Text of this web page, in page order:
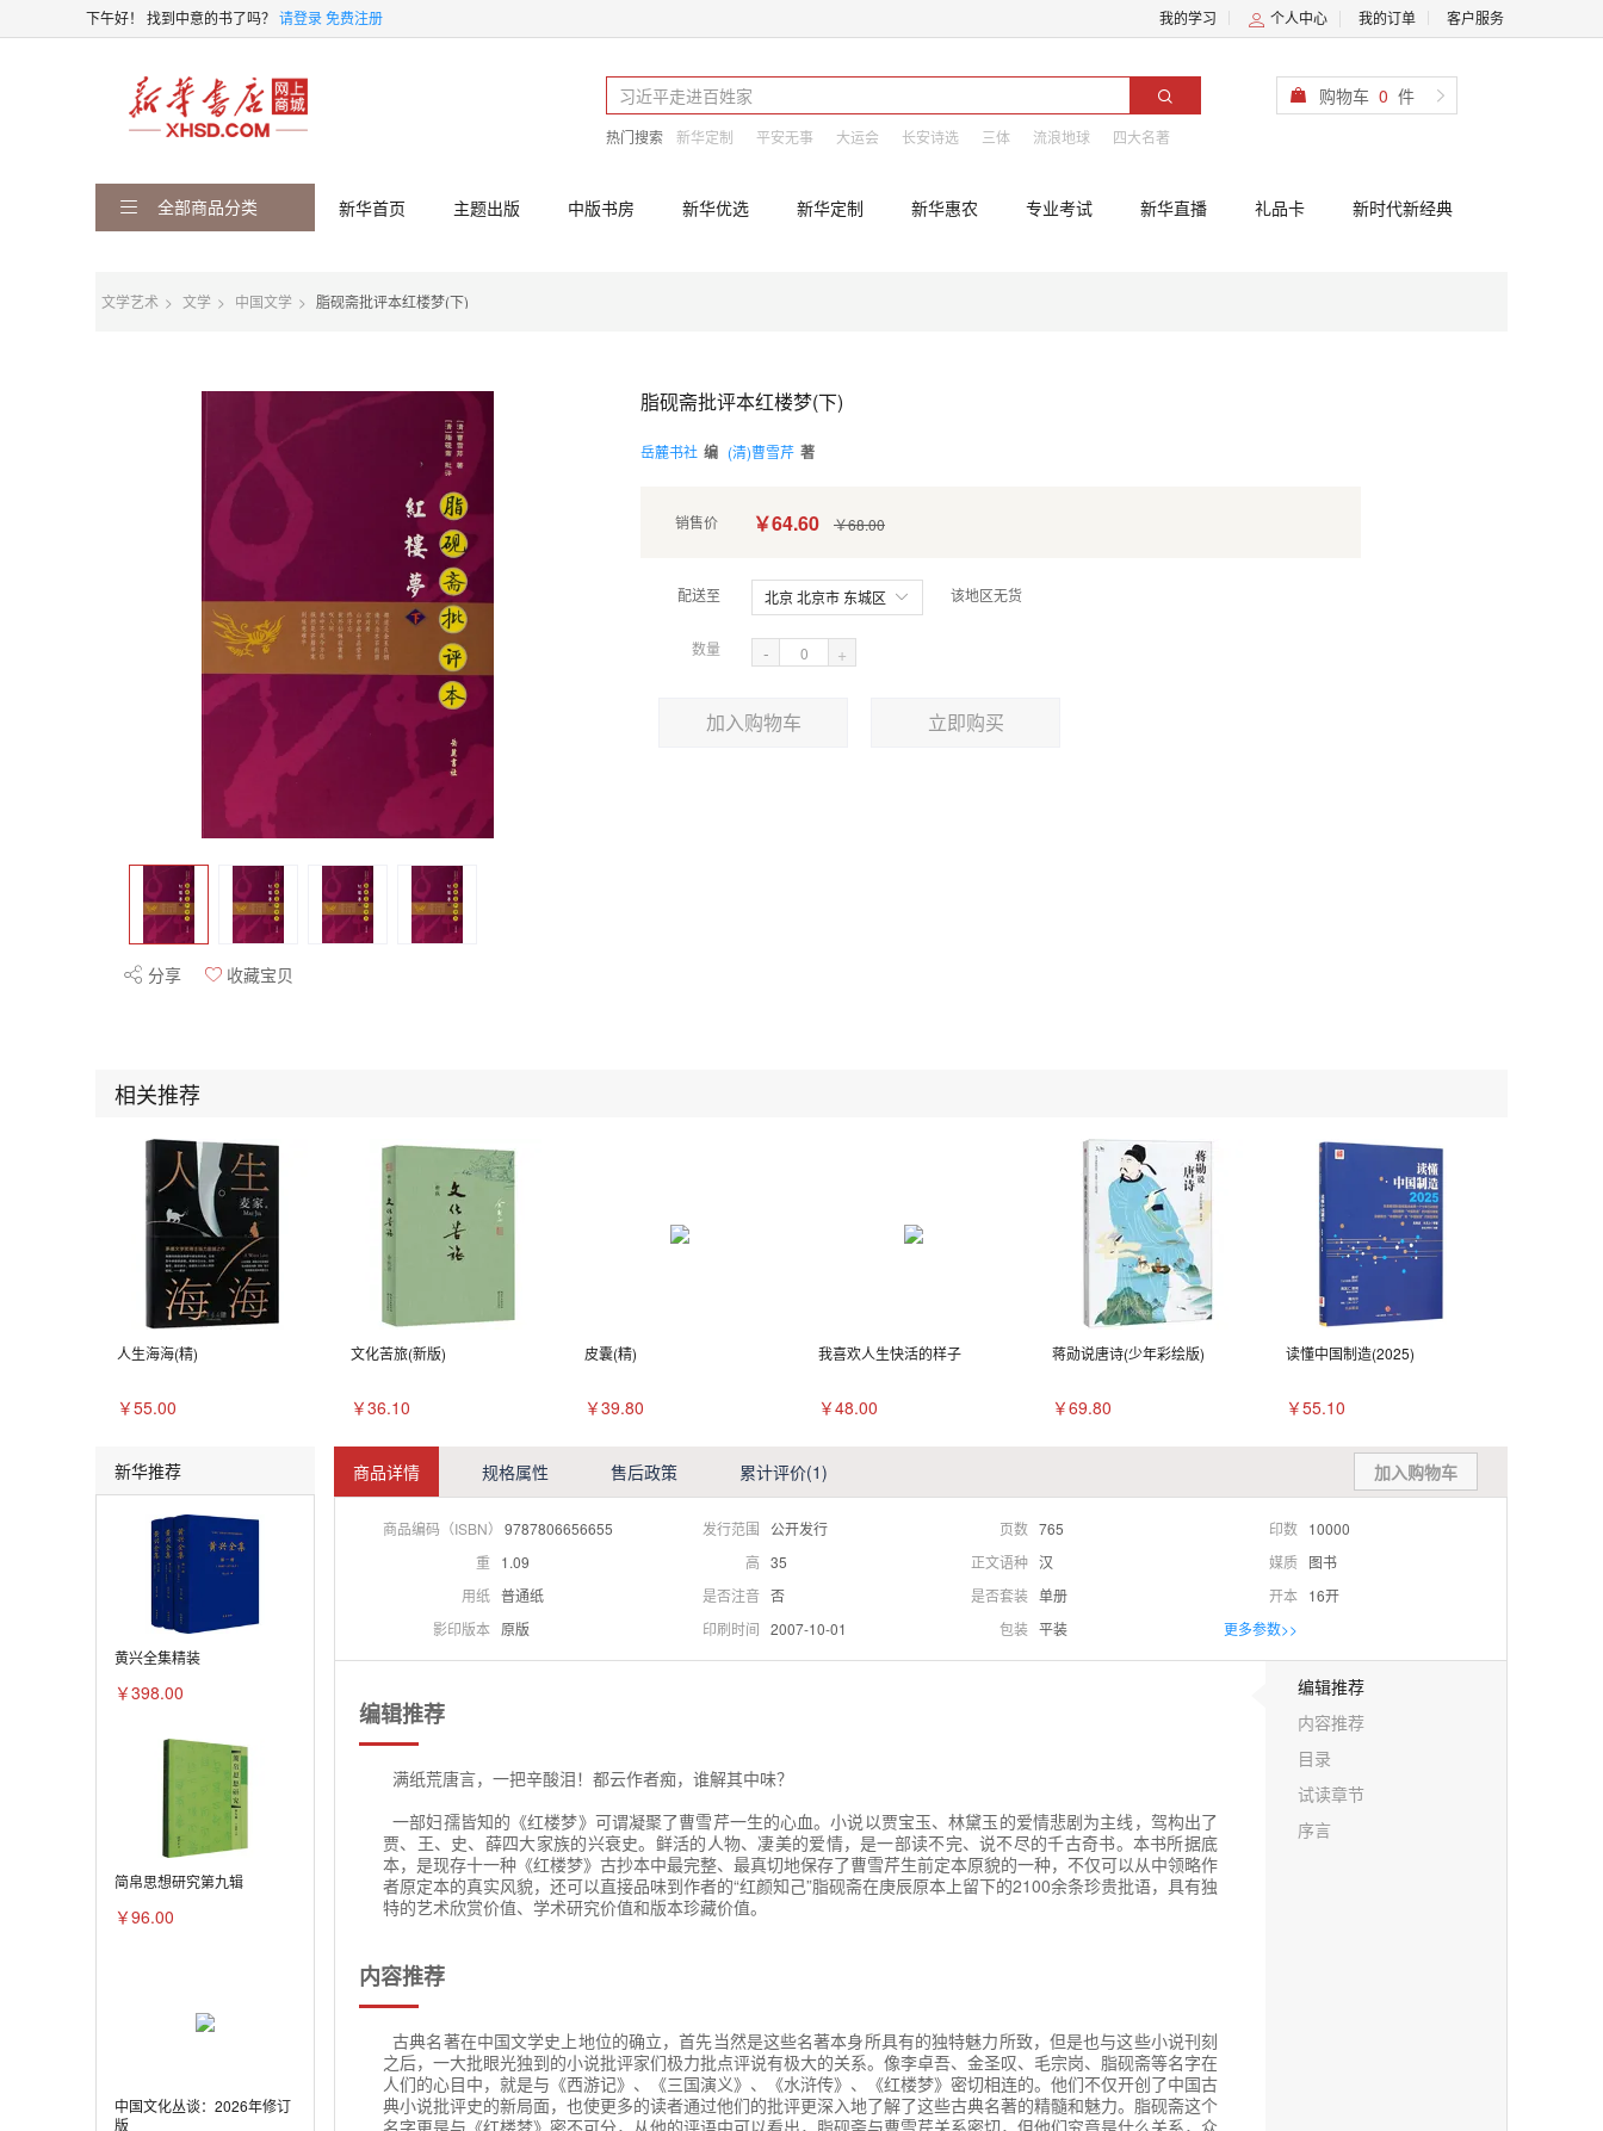
下午好！ 找到中意的书了吗？ 请登录免费注册 我的学习 个人中心 我的订单 客户服务
热门搜索 新华定制 平安无事 大运会 长安诗选 三体 流浪地球 四大名著
购物车 0 件
全部商品分类 新华首页 主题出版 中版书房 新华优选 新华定制 新华惠农 专业考试 新华直播 礼品卡 新时代新经典
文学艺术 文学 中国文学 脂砚斋批评本红楼梦(下)
分享 收藏宝贝
脂砚斋批评本红楼梦(下)
岳麓书社 编 (清)曹雪芹 著
销售价 ￥64.60 ￥68.00
配送至 北京 北京市 东城区 该地区无货
数量 - +
加入购物车 立即购买
相关推荐
人生海海(精)
￥55.00
文化苦旅(新版)
￥36.10
皮囊(精)
￥39.80
我喜欢人生快活的样子
￥48.00
蒋勋说唐诗(少年彩绘版)
￥69.80
读懂中国制造(2025)
￥55.10
新华推荐
黄兴全集精装
￥398.00
简帛思想研究第九辑
￥96.00
中国文化丛谈：2026年修订
版
商品详情 规格属性 售后政策 累计评价(1) 加入购物车
商品编码（ISBN） 9787806656655 发行范围 公开发行 页数 765 印数
10000
重
1.09 高 35 正文语种 汉 媒质
图书
用纸 普通纸 是否注音 否 是否套装 单册 开本
16开
影印版本 原版 印刷时间 2007-10-01 包装 平装 更多参数>>
编辑推荐
满纸荒唐言，一把辛酸泪！都云作者痴，谁解其中味？
一部妇孺皆知的《红楼梦》可谓凝聚了曹雪芹一生的心血。小说以贾宝玉、林黛玉的爱情悲剧为主线，驾构出了
贾、王、史、薛四大家族的兴衰史。鲜活的人物、凄美的爱情，是一部读不完、说不尽的千古奇书。本书所据底
本，是现存十一种《红楼梦》古抄本中最完整、最真切地保存了曹雪芹生前定本原貌的一种，不仅可以从中领略作
者原定本的真实风貌，还可以直接品味到作者的“红颜知己”脂砚斋在庚辰原本上留下的2100余条珍贵批语，具有独
特的艺术欣赏价值、学术研究价值和版本珍藏价值。
内容推荐
古典名著在中国文学史上地位的确立，首先当然是这些名著本身所具有的独特魅力所致，但是也与这些小说刊刻
之后，一大批眼光独到的小说批评家们极力批点评说有极大的关系。像李卓吾、金圣叹、毛宗岗、脂砚斋等名字在
人们的心目中，就是与《西游记》、《三国演义》、《水浒传》、《红楼梦》密切相连的。他们不仅开创了中国古
典小说批评史的新局面，也使更多的读者通过他们的批评更深入地了解了这些古典名著的精髓和魅力。脂砚斋这个
名字更是与《红楼梦》密不可分，从他的评语中可以看出，脂砚斋与曹雪芹关系密切，但他们究竟是什么关系，众
编辑推荐
内容推荐
目录
试读章节
序言